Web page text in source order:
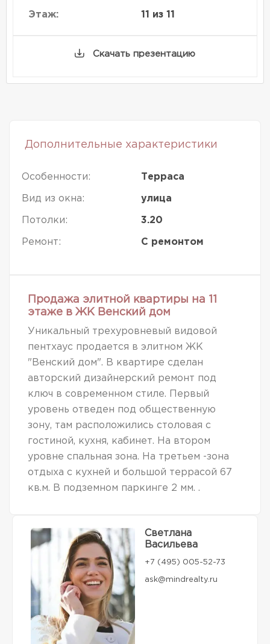
Этаж: 11 из 11
Скачать презентацию
Дополнительные характеристики
Особенности: Терраса
Вид из окна: улица
Потолки: 3.20
Ремонт: С ремонтом
Продажа элитной квартиры на 11
этаже в ЖК Венский дом
Уникальный трехуровневый видовой
пентхаус продается в элитном ЖК
"Венский дом". В квартире сделан
авторский дизайнерский ремонт под
ключ в современном стиле. Первый
уровень отведен под общественную
зону, там расположились столовая с
гостиной, кухня, кабинет. На втором
уровне спальная зона. На третьем -зона
отдыха с кухней и большой террасой 67
кв.м. В подземном паркинге 2 мм. .
Светлана
Васильева
+7 (495) 005-52-73
ask@mindrealty.ru